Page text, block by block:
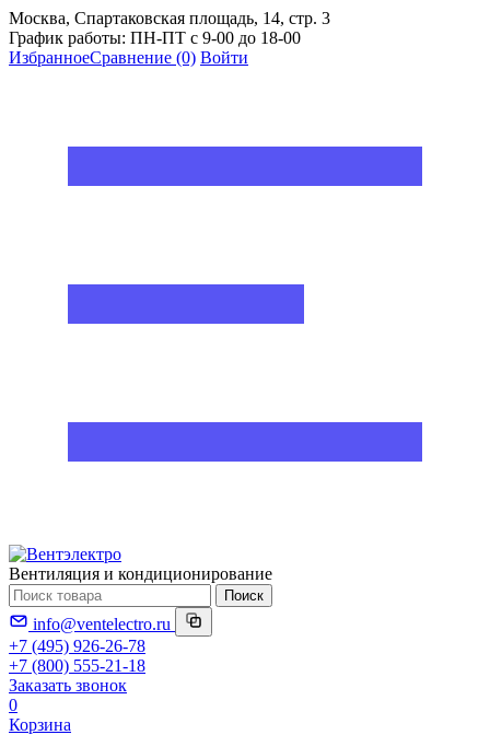
Москва, Спартаковская площадь, 14, стр. 3
График работы: ПН-ПТ с 9-00 до 18-00
ИзбранноеСравнение (0) Войти
Вентиляция и кондиционирование
Поиск
info@ventelectro.ru
+7 (495) 926-26-78
+7 (800) 555-21-18
Заказать звонок
0
Корзина